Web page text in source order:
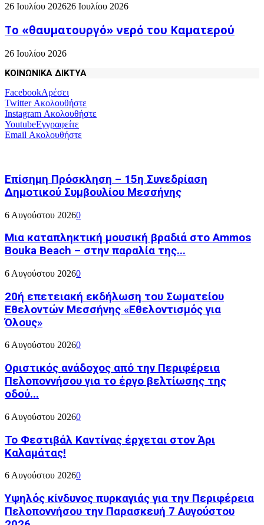
26 Ιουλίου 202626 Ιουλίου 2026
Το «θαυματουργό» νερό του Καματερού
26 Ιουλίου 2026
ΚΟΙΝΩΝΙΚΑ ΔΙΚΤΥΑ
FacebookΑρέσει
TwitterΑκολουθήστε
Instagram Ακολουθήστε
YoutubeΕγγραφείτε
Email Ακολουθήστε
Επίσημη Πρόσκληση – 15η Συνεδρίαση
Δημοτικού Συμβουλίου Μεσσήνης
6 Αυγούστου 20260
Μια καταπληκτική μουσική βραδιά στο Ammos
Bouka Beach – στην παραλία της...
6 Αυγούστου 20260
20ή επετειακή εκδήλωση του Σωματείου
Εθελοντών Μεσσήνης «Εθελοντισμός για
Όλους»
6 Αυγούστου 20260
Οριστικός ανάδοχος από την Περιφέρεια
Πελοποννήσου για το έργο βελτίωσης της
οδού...
6 Αυγούστου 20260
Το Φεστιβάλ Καντίνας έρχεται στον Άρι
Καλαμάτας!
6 Αυγούστου 20260
Υψηλός κίνδυνος πυρκαγιάς για την Περιφέρεια
Πελοποννήσου την Παρασκευή 7 Αυγούστου